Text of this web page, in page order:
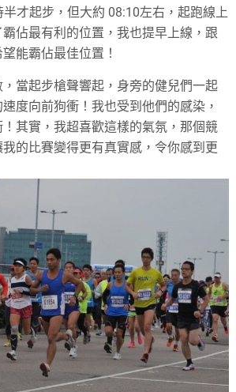
半才起步，但大約 08:10左右，起跑線上
佔最有利的位置，我也提早上線，跟
能霸佔最佳位置！
當起步槍聲響起，身旁的健兒們一起
度向前狗衝！我也受到他們的感染，
其實，我超喜歡這樣的氣氛，那個競
的比賽變得更有真實感，令你感到更